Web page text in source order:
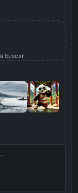
buscar